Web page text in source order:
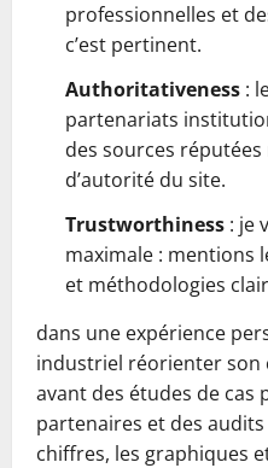
professionnelles et
c’est pertinent.
Authoritativeness :
partenariats
des sources
d’autorité du site.
Trustworthiness : je
maximale : mentions
et méthodologies
dans une expérience
industriel réorienter
avant des études de cas
partenaires et des
chiffres, les graphiques